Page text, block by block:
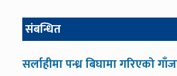
संबन्धित
सर्लाहीमा पन्ध्र बिघामा गरिएको